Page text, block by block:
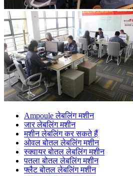
Ampoule लेबलिंग मशीन
जार लेबलिंग मशीन
मशीन लेबलिंग कर सकते हैं
ओवल बोतल लेबलिंग मशीन
स्क्वायर बोतल लेबलिंग मशीन
पतला बोतल लेबलिंग मशीन
फ्लैट बोतल लेबलिंग मशीन